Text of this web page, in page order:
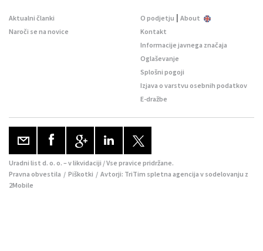
Aktualni članki
Naroči se na novice
O podjetju | About
Kontakt
Informacije javnega značaja
Oglaševanje
Splošni pogoji
Izjava o varstvu osebnih podatkov
E-dražbe
Uradni list d. o. o. – v likvidaciji / Vse pravice pridržane.
Pravna obvestila / Piškotki / Avtorji: TriTim spletna agencija v sodelovanju z
2Mobile